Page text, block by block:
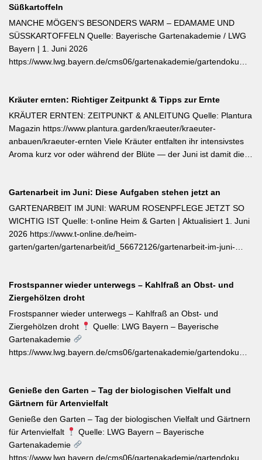
Überwinterung vorbereiten können. Der entscheidende Tipp für
öfterblühende Sorten: Verwelkte Blüten mit 2–3 Blattstielpaaren
darunter sofort abschneiden – das regt neue Knospen an und
verlängert die Blütezeit erheblich. [Thema-Tag: #Rosenpflege
#Pflanzenpflege #Gehölze]
Süßkartoffeln
MANCHE MÖGEN’S BESONDERS WARM – EDAMAME UND
SÜSSKARTOFFELN Quelle: Bayerische Gartenakademie / LWG
Bayern | 1. Juni 2026
https://www.lwg.bayern.de/cms06/gartenakademie/
ins Freiland. Edamame (Garten-Soja) kann direkt gesät oder
vorgezogen werden; Staffelsaaten sind bis Anfang Juli möglich,
die Ernte beginnt ab August. Süßkartoffeln sind ausschließlich als
Jungpflanzen erhältlich und benötigen Wärme, Sonne und einen
tiefen, durchlässigen Boden. Frisch geerntete Knollen müssen
Kräuter ernten: Richtiger Zeitpunkt & Tipps zur Ernte
KRÄUTER ERNTEN: ZEITPUNKT & ANLEITUNG Quelle: Plantura
Magazin https://www.plantura.garden/kraeuter/kraeuter-
anbauen/kraeuter-ernten Viele Kräuter entfalten ihr intensivstes
Aroma kurz vor oder während der Blüte — der Juni ist damit die
Abtrocknen des Taus, bevor die Mittagshitze ätherische Öle
verflüchtigt. Beim Schnitt empfehlen sich ganze Triebspitzen statt
einzelner Blätter — das fördert buschigen Neuaustrieb und
ermöglicht weitere Ernten im Sommer. Für die Trocknung werden
Büschel kopfüber an einem schattigen, luftigen Ort aufgehängt
Gartenarbeit im Juni: Diese Aufgaben stehen jetzt an
GARTENARBEIT IM JUNI: WARUM ROSENPFLEGE JETZT SO
WICHTIG IST Quelle: t-online Heim & Garten | Aktualisiert 1. Juni
2026 https://www.t-online.de/heim-
garten/garten/gartenarbeit/id_56672126/gartenarbeit-im-juni-
dem Boden — konsequent entfernt werden, da sie die veredelte
Sorte verdrängen. Kletterrosen wie ‚Sympathie‘ müssen neues
Riebtentrieb durch Anbinden in die gewünschte Richtung geleitet
werden. Ab Ende Juni ist die Hochblüte zudem die beste Zeit für
Veredelungen: robuste Sorten lassen sich jetzt mit jungen
Unterlagen zusammenbringen. Eine schnell wirkende
Spätsommer.
Frostspanner wieder unterwegs – Kahlfraß an Obst- und
Ziergehölzen droht
Frostspanner wieder unterwegs – Kahlfraß an Obst- und
Ziergehölzen droht
Quelle: LWG Bayern – Bayerische
Gartenakademie
https://www.lwg.bayern.de/cms06/gartenakademie/
Apfelbäumen, Rosen, Ahorn und Hartriegel. Die charakteristisch
„katzenbuckelnd“ krabbelenden Larven des Kleinen und Großen
Frostspanners können bei Massenbefall kahlen Fraß
verursachen. Gegenmaßnahmen: Leimringe ab Herbst, gezielter
Meisen-Förderung und – falls nötig – biologische
Pflanzenschutzmittel. [Thema-Tag: #Schädlingsbekämpfung
Genieße den Garten – Tag der biologischen Vielfalt und
Gärtnern für Artenvielfalt
Genieße den Garten – Tag der biologischen Vielfalt und Gärtnern
für Artenvielfalt
Quelle: LWG Bayern – Bayerische
Gartenakademie
https://www.lwg.bayern.de/cms06/gartenakademie/